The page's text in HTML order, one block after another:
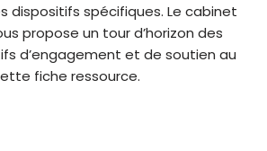
dispositifs spécifiques. Le cabinet
propose un tour d’horizon des
d’engagement et de soutien au
fiche ressource.